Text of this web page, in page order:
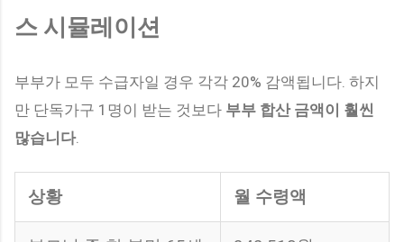
스 시뮬레이션
부부가 모두 수급자일 경우 각각 20% 감액됩니다. 하지
만 단독가구 1명이 받는 것보다 부부 합산 금액이 훨씬
많습니다.
상황 월 수령액